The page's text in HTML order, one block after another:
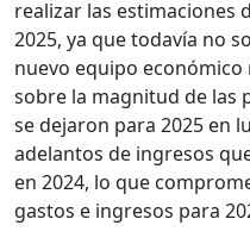
realizar las estimaciones
2025, ya que todavía no
nuevo equipo
sobre la magnitud de las
se dejaron para 2025 en
adelantos de ingresos
en 2024, lo que
gastos e ingresos para